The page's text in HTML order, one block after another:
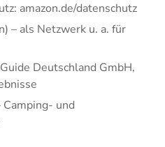
amazon.de/datenschutz
– als Netzwerk u. a. für
Deutschland GmbH,
Camping- und